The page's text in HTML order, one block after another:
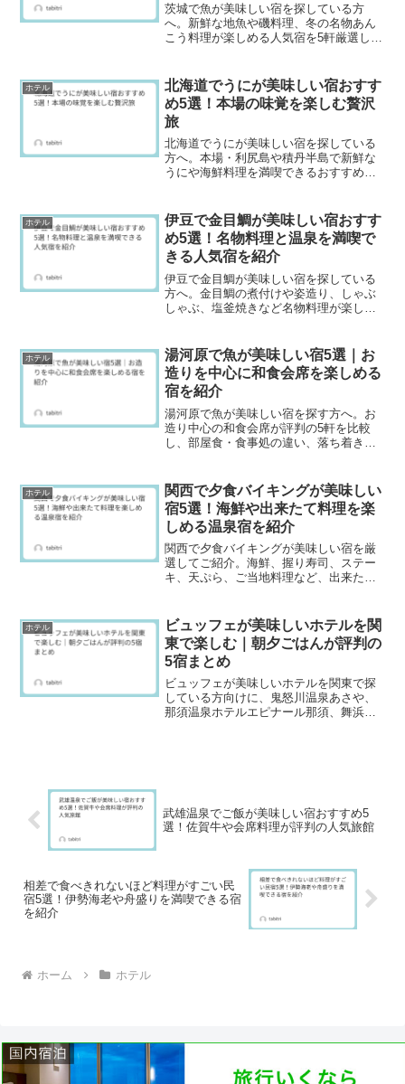
茨城で魚が美味しい宿を探している方
へ。新鮮な地魚や磯料理、冬の名物あん
こう料理が楽しめる人気宿を5軒厳選して
すすめの宿選びガイドです。
ホテル
北海道でうにが美味しい宿おすす
め5選！本場の味覚を楽しむ贅沢
旅
北海道でうにが美味しい宿を探している
方へ。本場・利尻島や積丹半島で新鮮な
うにや海鮮料理を満喫できるおすすめ宿5
あわせて楽しめる人気宿を厳選。北海道
旅行で絶品うにを味わいたい方はぜひ参
考にしてください。
ホテル
伊豆で金目鯛が美味しい宿おすす
め5選！名物料理と温泉を満喫で
きる人気宿を紹介
伊豆で金目鯛が美味しい宿を探している
方へ。金目鯛の煮付けや姿造り、しゃぶ
しゃぶ、塩釜焼きなど名物料理が楽しめ
食事を重視した伊豆旅行の宿選びにぜひ
参考にしてください。
ホテル
湯河原で魚が美味しい宿5選｜お
造りを中心に和食会席を楽しめる
宿を紹介
湯河原で魚が美味しい宿を探す方へ。お
造り中心の和食会席が評判の5軒を比較
し、部屋食・食事処の違い、落ち着き
ツ、初めてでも迷わない宿選びのコツま
で詳しく解説。
ホテル
関西で夕食バイキングが美味しい
宿5選！海鮮や出来たて料理を楽
しめる温泉宿を紹介
関西で夕食バイキングが美味しい宿を厳
選してご紹介。海鮮、握り寿司、ステー
キ、天ぷら、ご当地料理など、出来たて
宿選びのポイントも詳しく解説します。
家族旅行や夫婦の温泉旅行に合う一軒を
選ぶ参考にしてください。
ホテル
ビュッフェが美味しいホテルを関
東で楽しむ｜朝夕ごはんが評判の
5宿まとめ
ビュッフェが美味しいホテルを関東で探
している方向けに、鬼怒川温泉あさや、
那須温泉ホテルエピナール那須、舞浜シ
武雄温泉でご飯が美味しい宿おすすめ5
選！佐賀牛や会席料理が評判の人気旅館
相差で食べきれないほど料理がすごい民
宿5選！伊勢海老や舟盛りを満喫できる宿
を紹介
ホーム ホテル